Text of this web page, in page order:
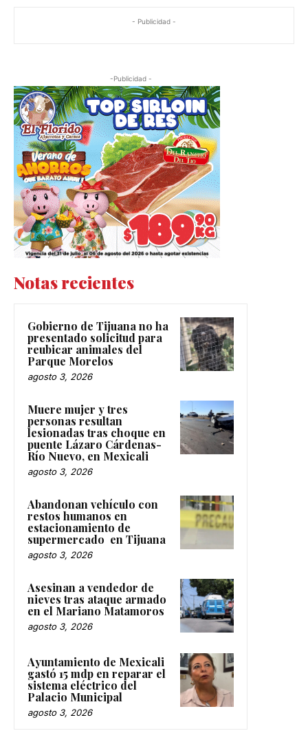
- Publicidad -
-Publicidad -
Notas recientes
Gobierno de Tijuana no ha
presentado solicitud para
reubicar animales del
Parque Morelos
agosto 3, 2026
Muere mujer y tres
personas resultan
lesionadas tras choque en
puente Lázaro Cárdenas-
Río Nuevo, en Mexicali
agosto 3, 2026
Abandonan vehículo con
restos humanos en
estacionamiento de
supermercado en Tijuana
agosto 3, 2026
Asesinan a vendedor de
nieves tras ataque armado
en el Mariano Matamoros
agosto 3, 2026
Ayuntamiento de Mexicali
gastó 15 mdp en reparar el
sistema eléctrico del
Palacio Municipal
agosto 3, 2026